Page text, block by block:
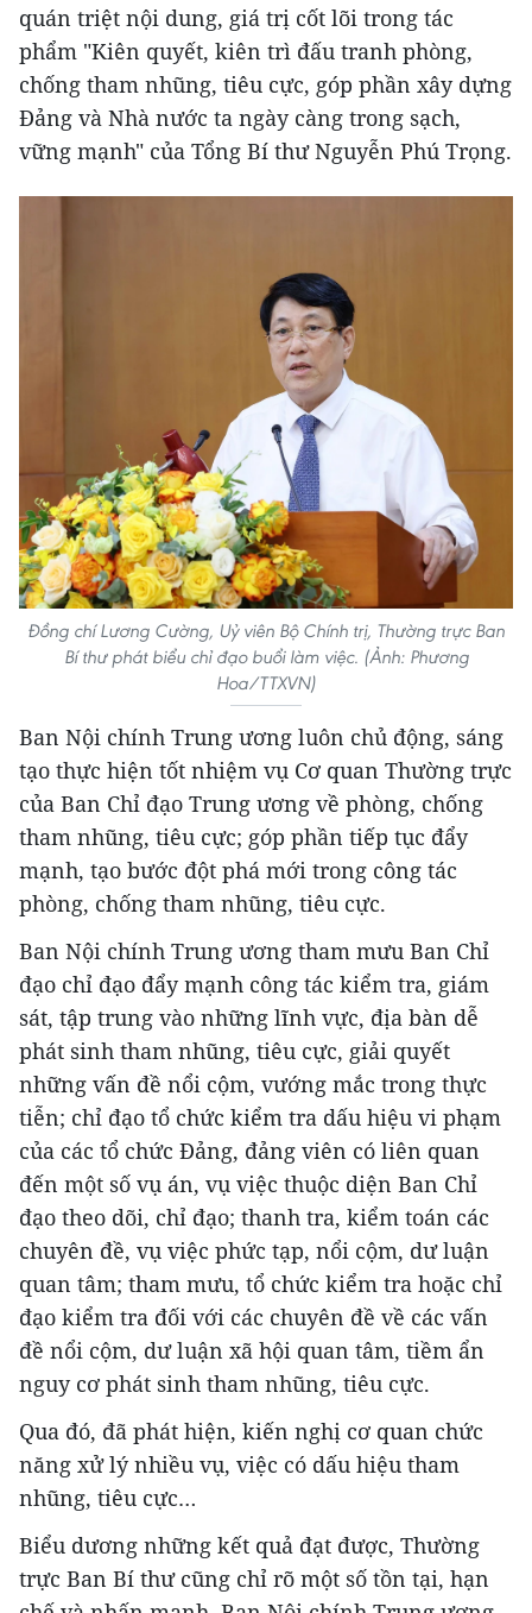
quán triệt nội dung, giá trị cốt lõi trong tác
phẩm "Kiên quyết, kiên trì đấu tranh phòng,
chống tham nhũng, tiêu cực, góp phần xây dựng
Đảng và Nhà nước ta ngày càng trong sạch,
vững mạnh" của Tổng Bí thư Nguyễn Phú Trọng.
Đồng chí Lương Cường, Uỷ viên Bộ Chính trị, Thường trực Ban
Bí thư phát biểu chỉ đạo buổi làm việc. (Ảnh: Phương
Hoa/TTXVN)
Ban Nội chính Trung ương luôn chủ động, sáng
tạo thực hiện tốt nhiệm vụ Cơ quan Thường trực
của Ban Chỉ đạo Trung ương về phòng, chống
tham nhũng, tiêu cực; góp phần tiếp tục đẩy
mạnh, tạo bước đột phá mới trong công tác
phòng, chống tham nhũng, tiêu cực.
Ban Nội chính Trung ương tham mưu Ban Chỉ
đạo chỉ đạo đẩy mạnh công tác kiểm tra, giám
sát, tập trung vào những lĩnh vực, địa bàn dễ
phát sinh tham nhũng, tiêu cực, giải quyết
những vấn đề nổi cộm, vướng mắc trong thực
tiễn; chỉ đạo tổ chức kiểm tra dấu hiệu vi phạm
của các tổ chức Đảng, đảng viên có liên quan
đến một số vụ án, vụ việc thuộc diện Ban Chỉ
đạo theo dõi, chỉ đạo; thanh tra, kiểm toán các
chuyên đề, vụ việc phức tạp, nổi cộm, dư luận
quan tâm; tham mưu, tổ chức kiểm tra hoặc chỉ
đạo kiểm tra đối với các chuyên đề về các vấn
đề nổi cộm, dư luận xã hội quan tâm, tiềm ẩn
nguy cơ phát sinh tham nhũng, tiêu cực.
Qua đó, đã phát hiện, kiến nghị cơ quan chức
năng xử lý nhiều vụ, việc có dấu hiệu tham
nhũng, tiêu cực…
Biểu dương những kết quả đạt được, Thường
trực Ban Bí thư cũng chỉ rõ một số tồn tại, hạn